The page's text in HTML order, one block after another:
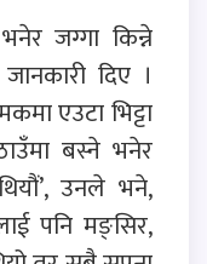
जग्गा किन्ने
दिए ।
एउटा भिट्टा
बस्ने भनेर
उनले भने,
पनि मङ्सिर,